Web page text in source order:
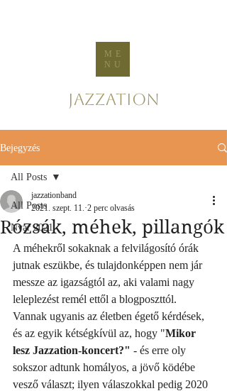
ME
NU
Jazzation
Bejegyzés
All Posts
Nyár 2021
All Posts
Rózsák, méhek, pillangók
jazzationband
2021. szept. 11. 2 perc olvasás
A méhekről sokaknak a felvilágosító órák
jutnak eszükbe, és tulajdonképpen nem jár
messze az igazságtól az, aki valami nagy
leleplezést remél ettől a blogposzttól.
Vannak ugyanis az életben égető kérdések,
és az egyik kétségkívül az, hogy "Mikor
lesz Jazzation-koncert?" - és erre oly
sokszor adtunk homályos, a jövő ködébe
vesző választ; ilyen válaszokkal pedig 2020